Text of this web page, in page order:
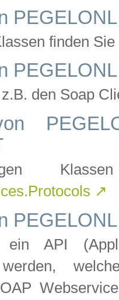
finden
den Soap
↗
API
werden,